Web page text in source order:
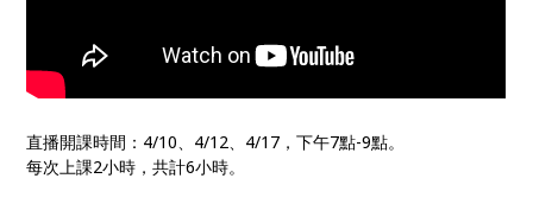
直播開課時間：4/10、4/12、4/17，下午7點-9點。
每次上課2小時，共計6小時。